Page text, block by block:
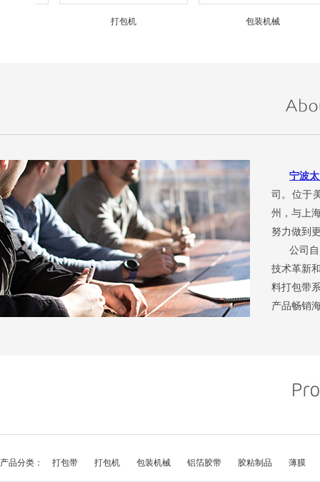
打包机 包装机械
宁波
司。位于
州，与上
努力做到
公司自
技术革新
料打包带
产品畅销
产品分类： 打包带 打包机 包装机械 铝箔胶带 胶粘制品 薄膜